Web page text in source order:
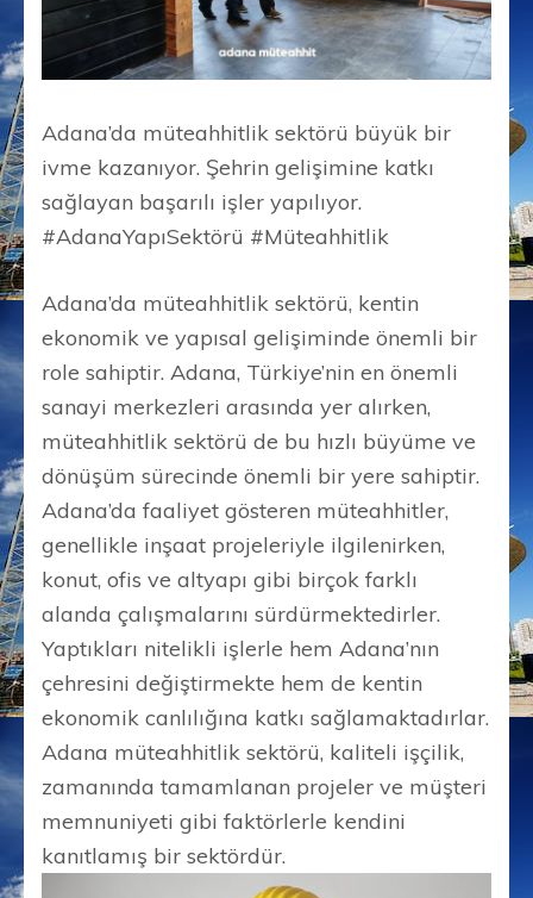
Adana’da müteahhitlik sektörü büyük bir
ivme kazanıyor. Şehrin gelişimine katkı
sağlayan başarılı işler yapılıyor.
#AdanaYapıSektörü #Müteahhitlik
Adana’da müteahhitlik sektörü, kentin
ekonomik ve yapısal gelişiminde önemli bir
role sahiptir. Adana, Türkiye’nin en önemli
sanayi merkezleri arasında yer alırken,
müteahhitlik sektörü de bu hızlı büyüme ve
dönüşüm sürecinde önemli bir yere sahiptir.
Adana’da faaliyet gösteren müteahhitler,
genellikle inşaat projeleriyle ilgilenirken,
konut, ofis ve altyapı gibi birçok farklı
alanda çalışmalarını sürdürmektedirler.
Yaptıkları nitelikli işlerle hem Adana’nın
çehresini değiştirmekte hem de kentin
ekonomik canlılığına katkı sağlamaktadırlar.
Adana müteahhitlik sektörü, kaliteli işçilik,
zamanında tamamlanan projeler ve müşteri
memnuniyeti gibi faktörlerle kendini
kanıtlamış bir sektördür.